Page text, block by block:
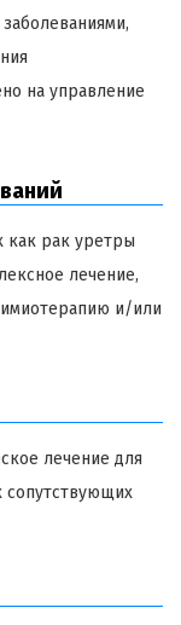
на управление
как рак уретры
лечение,
и/или
лечение для
сопутствующих